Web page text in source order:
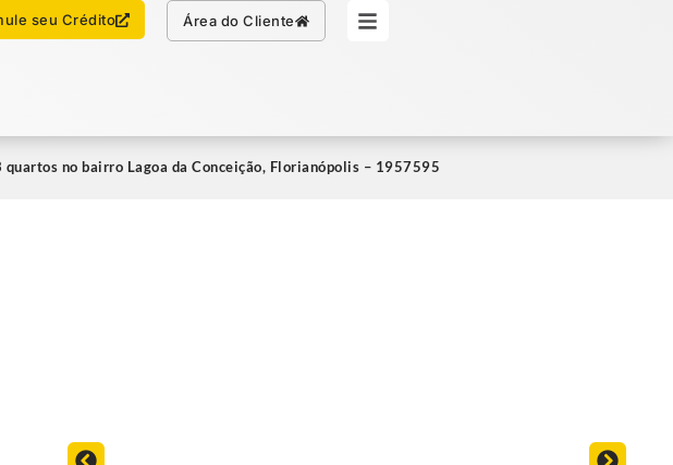
seu Crédito Área do Cliente
WhatsApp Simule seu Crédito
no bairro Lagoa da Conceição, Florianópolis – 1957595